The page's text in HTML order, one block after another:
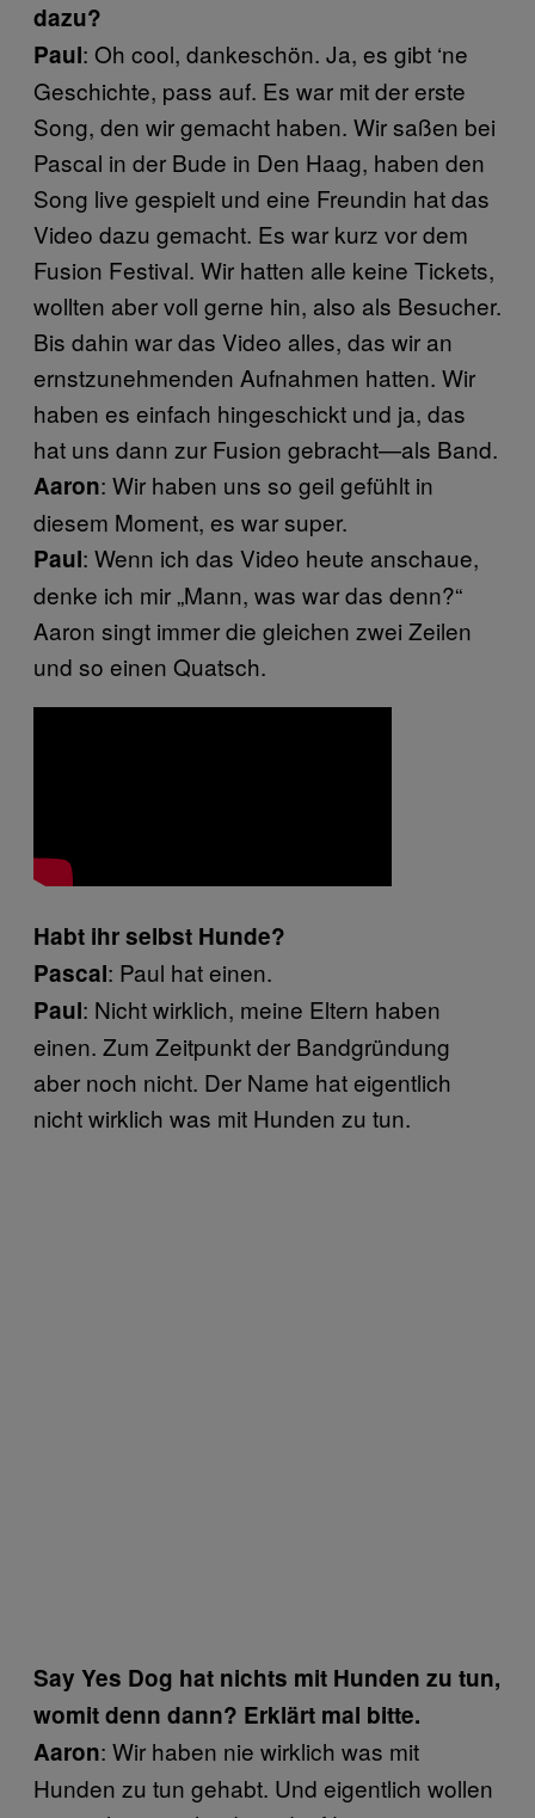
dazu?
Paul: Oh cool, dankeschön. Ja, es gibt ‘ne
Geschichte, pass auf. Es war mit der erste
Song, den wir gemacht haben. Wir saßen bei
Pascal in der Bude in Den Haag, haben den
Song live gespielt und eine Freundin hat das
Video dazu gemacht. Es war kurz vor dem
Fusion Festival. Wir hatten alle keine Tickets,
wollten aber voll gerne hin, also als Besucher.
Bis dahin war das Video alles, das wir an
ernstzunehmenden Aufnahmen hatten. Wir
haben es einfach hingeschickt und ja, das
hat uns dann zur Fusion gebracht—als Band.
Aaron: Wir haben uns so geil gefühlt in
diesem Moment, es war super.
Paul: Wenn ich das Video heute anschaue,
denke ich mir „Mann, was war das denn?“
Aaron singt immer die gleichen zwei Zeilen
und so einen Quatsch.
Habt ihr selbst Hunde?
Pascal: Paul hat einen.
Paul: Nicht wirklich, meine Eltern haben
einen. Zum Zeitpunkt der Bandgründung
aber noch nicht. Der Name hat eigentlich
nicht wirklich was mit Hunden zu tun.
Say Yes Dog hat nichts mit Hunden zu tun,
womit denn dann? Erklärt mal bitte.
Aaron: Wir haben nie wirklich was mit
Hunden zu tun gehabt. Und eigentlich wollen